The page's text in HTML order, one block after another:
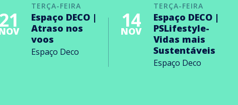
TERÇA-FEIRA
21
Espaço DECO |
Atraso nos
voos
Espaço Deco
TERÇA-FEIRA
14
NOV
Espaço DECO |
PSLifestyle-
Vidas mais
Sustentáveis
Espaço Deco